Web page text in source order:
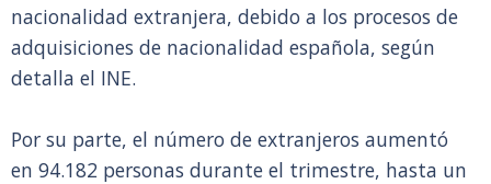
nacionalidad extranjera, debido a los procesos de
adquisiciones de nacionalidad española, según
detalla el INE.
Por su parte, el número de extranjeros aumentó
en 94.182 personas durante el trimestre, hasta un